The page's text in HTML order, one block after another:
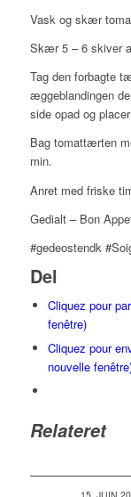
Vask og skær
Skær 5 – 6 skiver
Tag den forbagte
æggeblandingen
side opad og
Bag tomattærten
min.
Anret med friske
Gedialt – Bon
#gedeostendk
Del
Cliquez pour
fenêtre)
Cliquez pour
nouvelle
Relateret
/